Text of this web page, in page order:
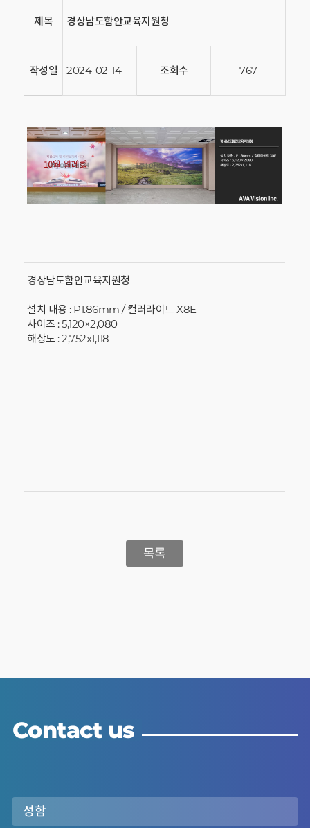
제목 경상남도함안교육지원청
작성일 2024-02-14 조회수 767
경상남도함안교육지원청
설치 내용 : P1.86mm / 컬러라이트 X8E
사이즈 : 5,120×2,080
해상도 : 2,752x1,118
목록
Contact us